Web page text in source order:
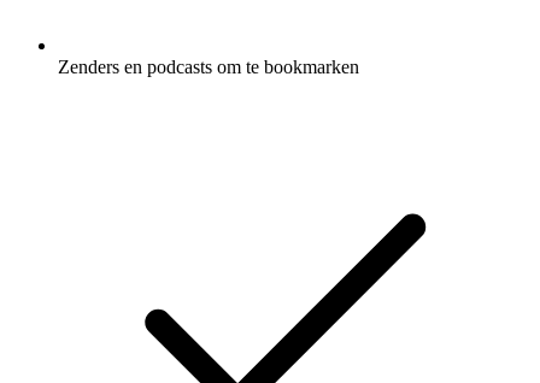
Zenders en podcasts om te bookmarken